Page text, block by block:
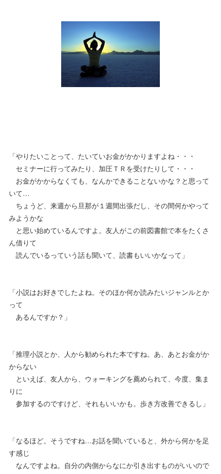
「やりたいことって、たいていお金がかかりますよね・・・
セミナーに行ってみたり、加圧ＴＲを受けたりして・・・
お金がかからなくても、なんかできることないかな？と思って
いて…
ちょうど、来週から旦那が１週間出張だし、その間何かやって
みようかな
と思い始めているんですよ。友人がこの前図書館で本をたくさ
ん借りて
読んでいるっていう話も聞いて、読書もいいかなって」
「小説はお好きでしたよね。そのほか何か読みたいジャンルとか
って
あるんですか？」
「推理小説とか、人から勧められた本ですね。あ、あとお金がか
からない
といえば、友人から、ウォーキングを薦められて、今度、集ま
りに
参加するのですけど、それもいいかも。歩き方改善できるし」
「なるほど。そうですね…お話を聞いていると、外から何かを足
す感じ
なんですよね。自分の内側からなにか引き出すものがいいので